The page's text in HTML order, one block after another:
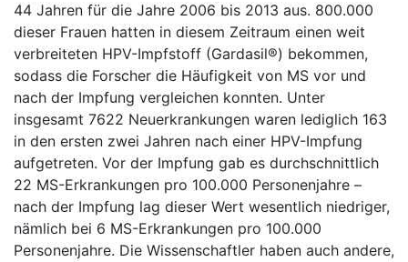
44 Jahren für die Jahre 2006 bis 2013 aus. 800.000
dieser Frauen hatten in diesem Zeitraum einen weit
verbreiteten HPV-Impfstoff (Gardasil®) bekommen,
sodass die Forscher die Häufigkeit von MS vor und
nach der Impfung vergleichen konnten. Unter
insgesamt 7622 Neuerkrankungen waren lediglich 163
in den ersten zwei Jahren nach einer HPV-Impfung
aufgetreten. Vor der Impfung gab es durchschnittlich
22 MS-Erkrankungen pro 100.000 Personenjahre –
nach der Impfung lag dieser Wert wesentlich niedriger,
nämlich bei 6 MS-Erkrankungen pro 100.000
Personenjahre. Die Wissenschaftler haben auch andere,